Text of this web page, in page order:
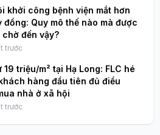
khởi công bệnh viện mắt hơn
đồng: Quy mô thế nào mà được
chờ đến vậy?
trước
19 triệu/m² tại Hạ Long: FLC hé
hàng đầu tiên đủ điều
nhà ở xã hội
trước